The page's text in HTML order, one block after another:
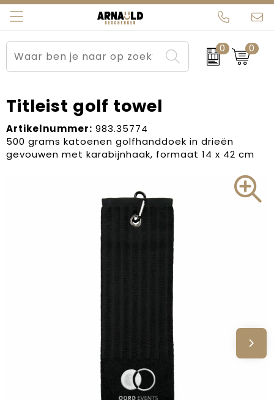
0 0
Relatiegeschenken
Sportkleding
Werkkleding
Kleding en textiel
Beurs en Evenementen
Brievenbuspakketten
Carnaval
Dag van de Zorg
Kerstpakketten
Voetbal, EK en WK
Arnauld Kerstpakketten
MijnEigenKadootje
Ons team
Contact
Blogs
Titleist golf towel
Artikelnummer: 983.35774
500 grams katoenen golfhanddoek in drieën
gevouwen met karabijnhaak, formaat 14 x 42 cm